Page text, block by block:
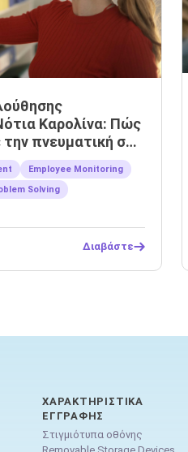
Καρολίνα: Πώς
πνευματική σας
Employee Monitoring
Solving
Διαβάστε
ΧΑΡΑΚΤΗΡΙΣΤΙΚΆ
ΕΓΓΡΑΦΉΣ
Στιγμιότυπα οθόνης